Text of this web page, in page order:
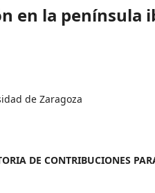
en la península
de Zaragoza
DE CONTRIBUCIONES